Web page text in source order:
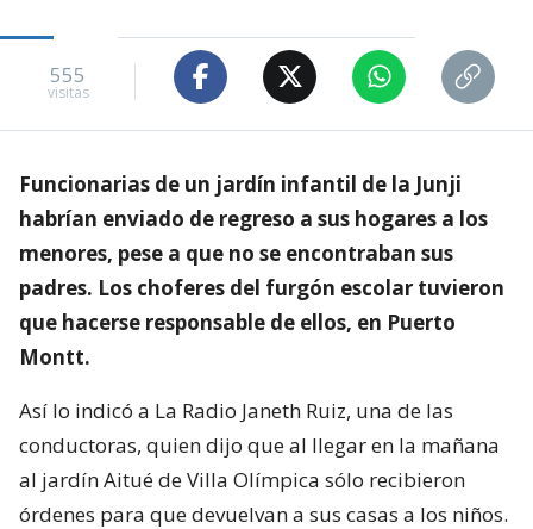
555
visitas
Funcionarias de un jardín infantil de la Junji
habrían enviado de regreso a sus hogares a los
menores, pese a que no se encontraban sus
padres. Los choferes del furgón escolar tuvieron
que hacerse responsable de ellos, en Puerto
Montt.
Así lo indicó a La Radio Janeth Ruiz, una de las
conductoras, quien dijo que al llegar en la mañana
al jardín Aitué de Villa Olímpica sólo recibieron
órdenes para que devuelvan a sus casas a los niños.